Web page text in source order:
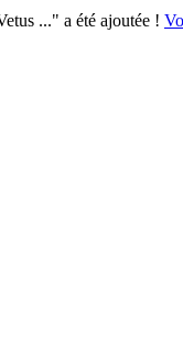
..." a été ajoutée !